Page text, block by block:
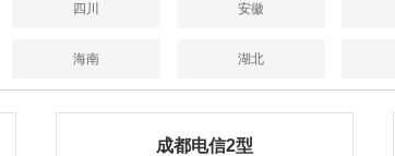
四川 安徽
海南 湖北
成都电信2型